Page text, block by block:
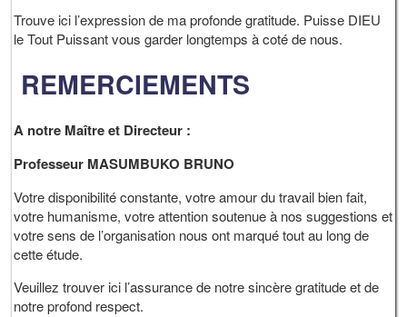
Trouve ici l’expression de ma profonde gratitude. Puisse DIEU
le Tout Puissant vous garder longtemps à coté de nous.
REMERCIEMENTS
A notre Maître et Directeur :
Professeur MASUMBUKO BRUNO
Votre disponibilité constante, votre amour du travail bien fait,
votre humanisme, votre attention soutenue à nos suggestions et
votre sens de l’organisation nous ont marqué tout au long de
cette étude.
Veuillez trouver ici l’assurance de notre sincère gratitude et de
notre profond respect.